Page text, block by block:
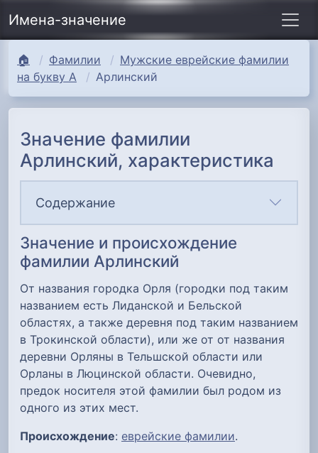
Имена-значение
🏠 Фамилии
Мужские еврейские фамилии
на букву А
Арлинский
Значение фамилии
Арлинский, характеристика
Содержание
Значение и происхождение
фамилии Арлинский
От названия городка Орля (городки под таким
названием есть Лиданской и Бельской
областях, а также деревня под таким названием
в Трокинской области), или же от от названия
деревни Орляны в Тельшской области или
Орланы в Люцинской области. Очевидно,
предок носителя этой фамилии был родом из
одного из этих мест.
Происхождение: еврейские фамилии.